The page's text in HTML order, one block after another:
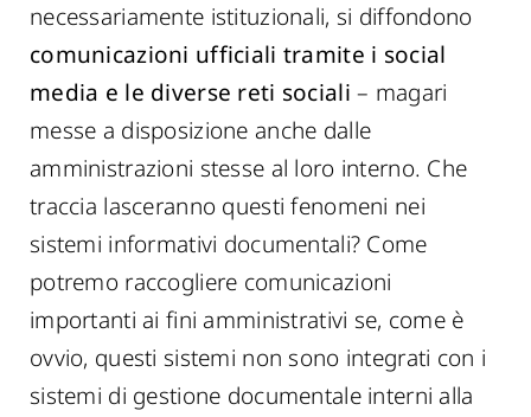
necessariamente istituzionali, si diffondono
comunicazioni ufficiali tramite i social
media e le diverse reti sociali – magari
messe a disposizione anche dalle
amministrazioni stesse al loro interno. Che
traccia lasceranno questi fenomeni nei
sistemi informativi documentali? Come
potremo raccogliere comunicazioni
importanti ai fini amministrativi se, come è
ovvio, questi sistemi non sono integrati con i
sistemi di gestione documentale interni alla